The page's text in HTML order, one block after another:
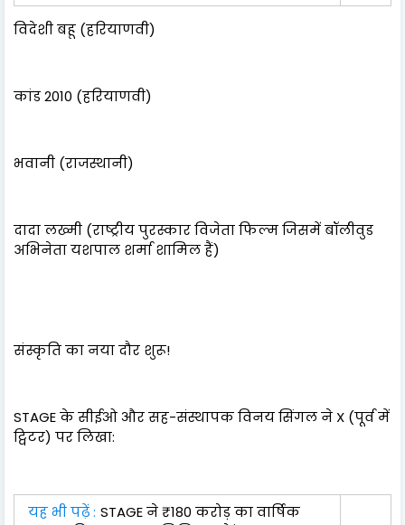
विदेशी बहू (हरियाणवी)
कांड 2010 (हरियाणवी)
भवानी (राजस्थानी)
दादा लख्मी (राष्ट्रीय पुरस्कार विजेता फिल्म जिसमें बॉलीवुड
अभिनेता यशपाल शर्मा शामिल हैं)
संस्कृति का नया दौर शुरू!
STAGE के सीईओ और सह-संस्थापक विनय सिंगल ने X (पूर्व में
ट्विटर) पर लिखा:
यह भी पढ़ें : STAGE ने ₹180 करोड़ का वार्षिक